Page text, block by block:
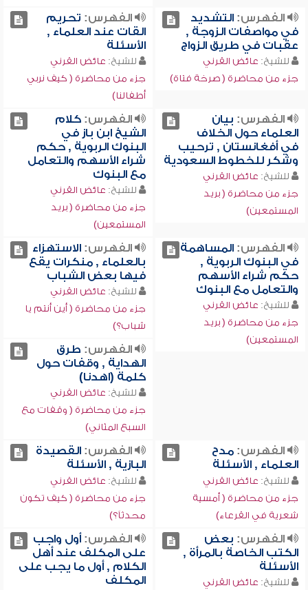
الفهرس:التشديد
في مواصفات الزوجة ,
عقبات في طريق الزواج
للشيخ: عائض القرني
جزء من محاضرة ( صرخة فتاة)
الفهرس: تحريم
القات عند العلماء ,
الأسئلة
للشيخ: عائض القرني
جزء من محاضرة ( كيف نربي
أطفالنا)
الفهرس: بيان
العلماء حول الخلاف
في أفغانستان , ترحيب
وشكر للخطوط السعودية
للشيخ: عائض القرني
جزء من محاضرة ( بريد
المستمعين)
الفهرس:كلام
الشيخ ابن باز في
البنوك الربوية , حكم
شراء الأسهم والتعامل
مع البنوك
للشيخ: عائض القرني
جزء من محاضرة ( بريد
المستمعين)
الفهرس:المساهمة
في البنوك الربوية ,
حكم شراء الأسهم
والتعامل مع البنوك
للشيخ: عائض القرني
جزء من محاضرة ( بريد
المستمعين)
الفهرس:الاستهزاء
بالعلماء , منكرات يقع
فيها بعض الشباب
للشيخ: عائض القرني
جزء من محاضرة ( أين أنتم يا
شباب؟)
الفهرس: طرق
الهداية , وقفات حول
كلمة (اهدنا)
للشيخ: عائض القرني
جزء من محاضرة ( وقفات مع
السبع المثاني)
الفهرس:مدح
العلماء , الأسئلة
للشيخ: عائض القرني
جزء من محاضرة ( أمسية
شعرية في القرعاء)
الفهرس:القصيدة
البازية , الأسئلة
للشيخ: عائض القرني
جزء من محاضرة ( كيف تكون
محدثاً؟)
الفهرس: بعض
الكتب الخاصة بالمرأة ,
الأسئلة
للشيخ: عائض القرني
الفهرس:أول واجب
على المكلف عند أهل
الكلام , أول ما يجب على
المكلف